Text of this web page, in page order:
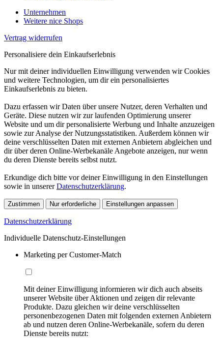
Unternehmen
Weitere nice Shops
Vertrag widerrufen
Personalisiere dein Einkaufserlebnis
Nur mit deiner individuellen Einwilligung verwenden wir Cookies
und weitere Technologien, um dir ein personalisiertes
Einkaufserlebnis zu bieten.
Dazu erfassen wir Daten über unsere Nutzer, deren Verhalten und
Geräte. Diese nutzen wir zur laufenden Optimierung unserer
Website und um dir personalisierte Werbung und Inhalte anzuzeigen
sowie zur Analyse der Nutzungsstatistiken. Außerdem können wir
deine verschlüsselten Daten mit externen Anbietern abgleichen und
dir über deren Online-Werbekanäle Angebote anzeigen, nur wenn
du deren Dienste bereits selbst nutzt.
Erkundige dich bitte vor deiner Einwilligung in den Einstellungen
sowie in unsererDatenschutzerklärung.
Zustimmen Nur erforderliche Einstellungen anpassen
Datenschutzerklärung
Individuelle Datenschutz-Einstellungen
Marketing per Customer-Match
Mit deiner Einwilligung informieren wir dich auch abseits
unserer Website über Aktionen und zeigen dir relevante
Produkte. Dazu gleichen wir deine verschlüsselten
personenbezogenen Daten mit folgenden externen Anbietern
ab und nutzen deren Online-Werbekanäle, sofern du deren
Dienste bereits nutzt: